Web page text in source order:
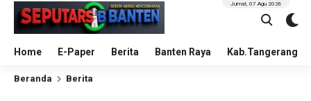
Home E-Paper Berita Banten Raya Kab.Tangerang
Jumat, 07 Agu 2026
Beranda Berita